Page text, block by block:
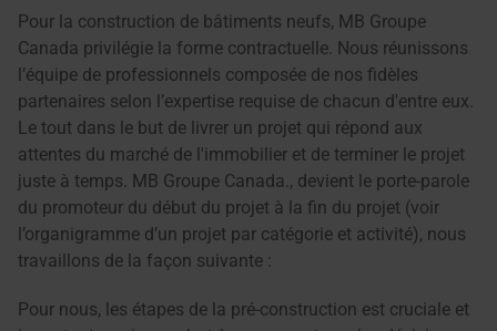
Pour la construction de bâtiments neufs, MB Groupe
Canada privilégie la forme contractuelle. Nous réunissons
l’équipe de professionnels composée de nos fidèles
partenaires selon l’expertise requise de chacun d'entre eux.
Le tout dans le but de livrer un projet qui répond aux
attentes du marché de l'immobilier et de terminer le projet
juste à temps. MB Groupe Canada., devient le porte-parole
du promoteur du début du projet à la fin du projet (voir
l’organigramme d’un projet par catégorie et activité), nous
travaillons de la façon suivante :
Pour nous, les étapes de la pré-construction est cruciale et